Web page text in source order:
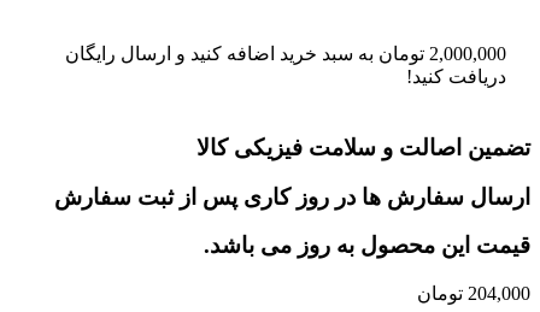
2,000,000 تومان به سبد خرید اضافه کنید و ارسال رایگان
دریافت کنید!
تضمین اصالت و سلامت فیزیکی کالا
ارسال سفارش ها در روز کاری پس از ثبت سفارش
قیمت این محصول به روز می باشد.
204,000 تومان